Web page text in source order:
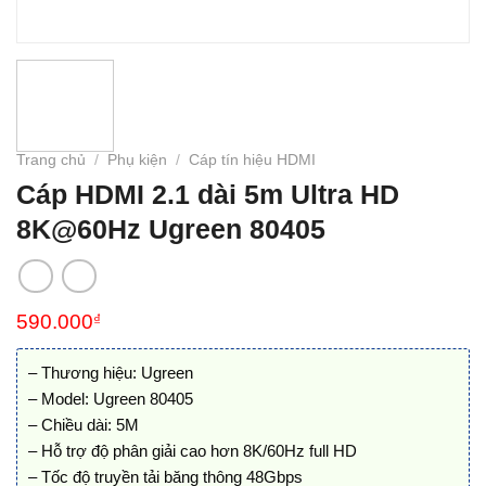
Trang chủ / Phụ kiện / Cáp tín hiệu HDMI
Cáp HDMI 2.1 dài 5m Ultra HD
8K@60Hz Ugreen 80405
590.000₫
– Thương hiệu: Ugreen
– Model: Ugreen 80405
– Chiều dài: 5M
– Hỗ trợ độ phân giải cao hơn 8K/60Hz full HD
– Tốc độ truyền tải băng thông 48Gbps